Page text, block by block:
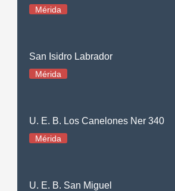
Mérida
San Isidro Labrador
Mérida
U. E. B. Los Canelones Ner 340
Mérida
U. E. B. San Miguel